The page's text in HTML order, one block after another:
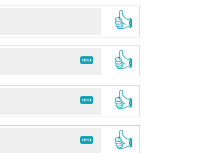
👍
neu
👍
neu
👍
neu
👍